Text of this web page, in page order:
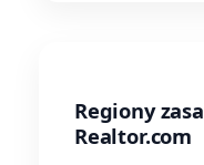
Regiony
Realtor.com